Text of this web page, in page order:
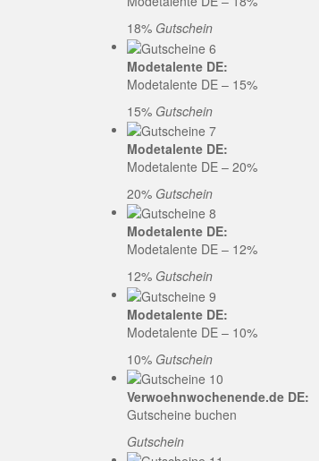
18% Gutschein
Modetalente DE:
Modetalente DE – 15%
15% Gutschein
Modetalente DE:
Modetalente DE – 20%
20% Gutschein
Modetalente DE:
Modetalente DE – 12%
12% Gutschein
Modetalente DE:
Modetalente DE – 10%
10% Gutschein
Verwoehnwochenende.de DE:
Gutscheine buchen
Gutschein